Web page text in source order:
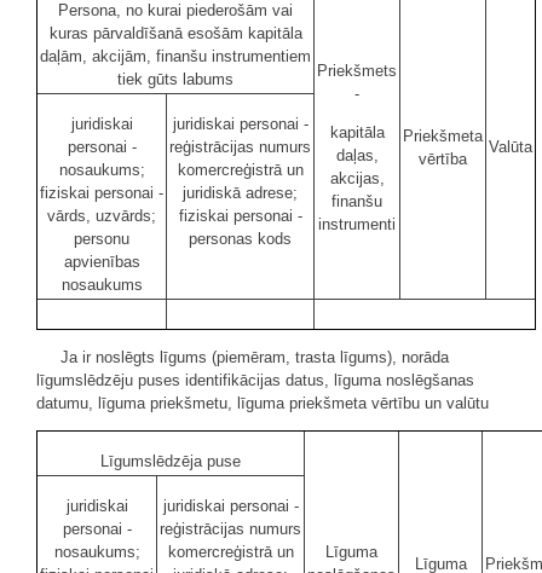
Persona, no kurai piederošām vai
kuras pārvaldīšanā esošām kapitāla
daļām, akcijām, finanšu instrumentiem
tiek gūts labums
Priekšmets
-
kapitāla
daļas,
akcijas,
finanšu
instrumenti
Priekšmeta
vērtība
Valūta
juridiskai
personai -
nosaukums;
fiziskai personai -
vārds, uzvārds;
personu
apvienības
nosaukums
juridiskai personai -
reģistrācijas numurs
komercreģistrā un
juridiskā adrese;
fiziskai personai -
personas kods
Ja ir noslēgts līgums (piemēram, trasta līgums), norāda
līgumslēdzēju puses identifikācijas datus, līguma noslēgšanas
datumu, līguma priekšmetu, līguma priekšmeta vērtību un valūtu
Līgumslēdzēja puse
Līguma
Līguma
juridiskai
personai -
nosaukums;
juridiskai personai -
reģistrācijas numurs
komercreģistrā un